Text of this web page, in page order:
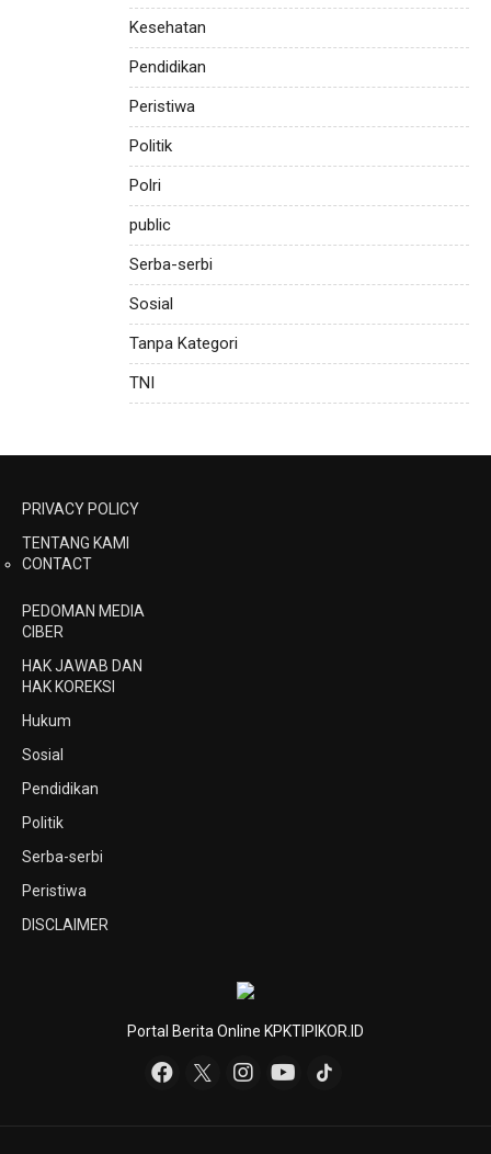
Kesehatan
Pendidikan
Peristiwa
Politik
Polri
public
Serba-serbi
Sosial
Tanpa Kategori
TNI
PRIVACY POLICY
TENTANG KAMI
CONTACT
PEDOMAN MEDIA
CIBER
HAK JAWAB DAN
HAK KOREKSI
Hukum
Sosial
Pendidikan
Politik
Serba-serbi
Peristiwa
DISCLAIMER
Portal Berita Online KPKTIPIKOR.ID